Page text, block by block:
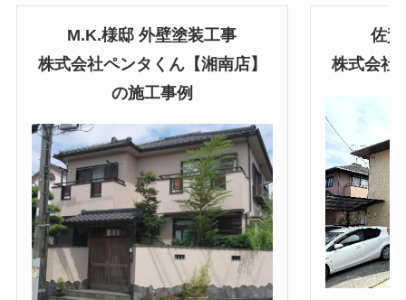
M.K.様邸 外壁塗装工事
株式会社ペンタくん【湘南店】
の施工事例
佐
株式会社